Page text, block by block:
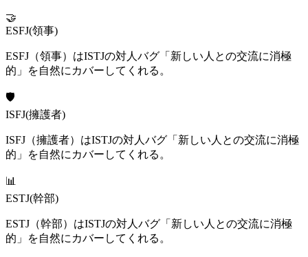
🤝
ESFJ(領事)
ESFJ（領事）はISTJの対人バグ「新しい人との交流に消極
的」を自然にカバーしてくれる。
🛡️
ISFJ(擁護者)
ISFJ（擁護者）はISTJの対人バグ「新しい人との交流に消極
的」を自然にカバーしてくれる。
📊
ESTJ(幹部)
ESTJ（幹部）はISTJの対人バグ「新しい人との交流に消極
的」を自然にカバーしてくれる。